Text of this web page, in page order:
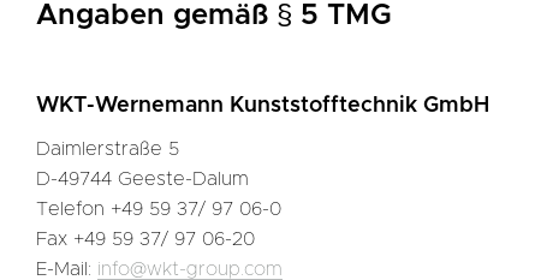
Angaben gemäß § 5 TMG
WKT-Wernemann Kunststofftechnik GmbH
Daimlerstraße 5
D-49744 Geeste-Dalum
Telefon +49 59 37/ 97 06-0
Fax +49 59 37/ 97 06-20
E-Mail: info@wkt-group.com